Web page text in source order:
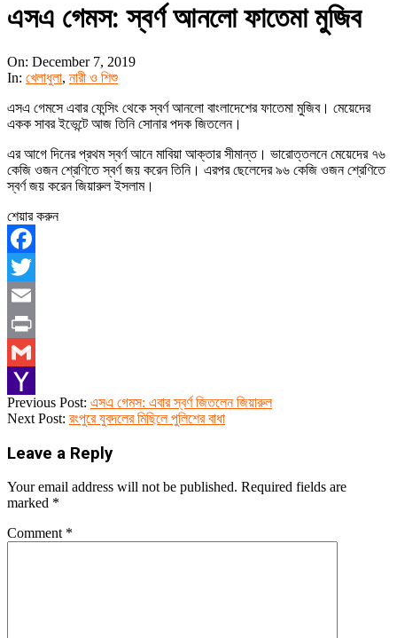
এসএ গেমস: স্বর্ণ আনলো ফাতেমা মুজিব
On: December 7, 2019
In: খেলাধুলা, নারী ও শিশু
এসএ গেমসে এবার ফেন্সিং থেকে স্বর্ণ আনলো বাংলাদেশের ফাতেমা মুজিব। মেয়েদের
একক সাবর ইভেন্টে আজ তিনি সোনার পদক জিতলেন।
এর আগে দিনের প্রথম স্বর্ণ আনে মাবিয়া আক্তার সীমান্ত। ভারোত্তলনে মেয়েদের ৭৬
কেজি ওজন শ্রেণিতে স্বর্ণ জয় করেন তিনি। এরপর ছেলেদের ৯৬ কেজি ওজন শ্রেণিতে
স্বর্ণ জয় করেন জিয়ারুল ইসলাম।
শেয়ার করুন
Facebook
Twitter
Email
Print
Gmail
Yahoo
2019-
12-
Previous Post: এসএ গেমস: এবার স্বর্ণ জিতলেন ‌জিয়ারুল
Next Post: রংপুরে যুবদলের মিছিলে পুলিশের বাধা
Leave a Reply
Your email address will not be published. Required fields are
marked *
Comment *